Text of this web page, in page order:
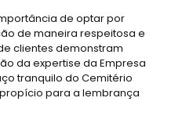
de optar por
de maneira respeitosa e
clientes demonstram
da expertise da Empresa
tranquilo do Cemitério
para a lembrança